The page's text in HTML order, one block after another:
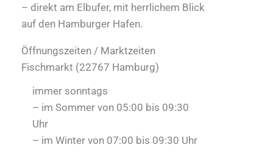
– direkt am Elbufer, mit herrlichem Blick
auf den Hamburger Hafen.
Öffnungszeiten / Marktzeiten
Fischmarkt (22767 Hamburg)
immer sonntags
– im Sommer von 05:00 bis 09:30
Uhr
– im Winter von 07:00 bis 09:30 Uhr